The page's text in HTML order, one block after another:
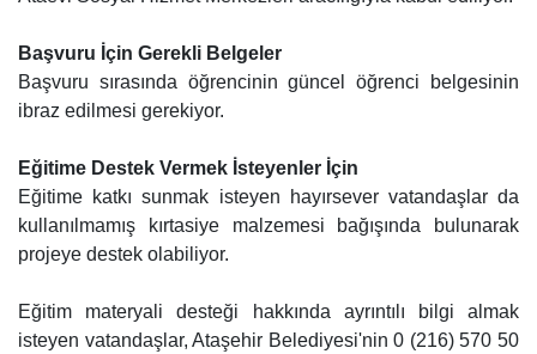
Başvuru İçin Gerekli Belgeler
Başvuru sırasında öğrencinin güncel öğrenci belgesinin
ibraz edilmesi gerekiyor.
Eğitime Destek Vermek İsteyenler İçin
Eğitime katkı sunmak isteyen hayırsever vatandaşlar da
kullanılmamış kırtasiye malzemesi bağışında bulunarak
projeye destek olabiliyor.
Eğitim materyali desteği hakkında ayrıntılı bilgi almak
isteyen vatandaşlar, Ataşehir Belediyesi'nin 0 (216) 570 50